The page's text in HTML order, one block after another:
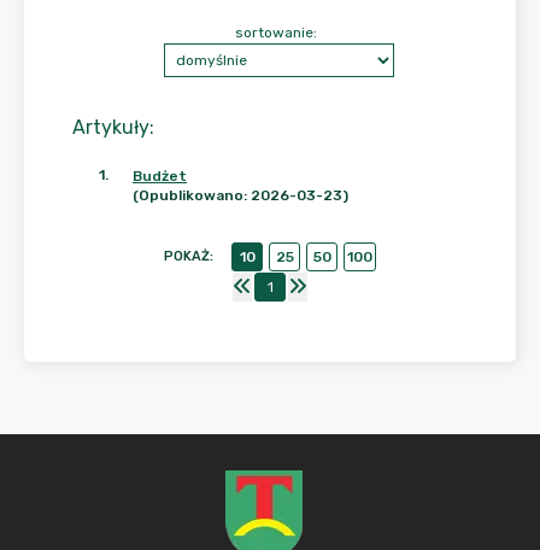
Artykuły:
sortowanie:
1.
Budżet
(Opublikowano: 2026-03-23)
POKAŻ: 10 25 50
100
1